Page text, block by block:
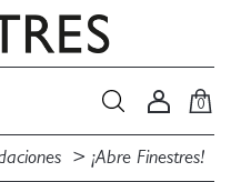
0
¡Abre Finestres!